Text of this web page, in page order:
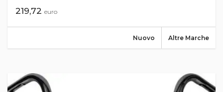
219,72 euro
Altre Marche
Nuovo